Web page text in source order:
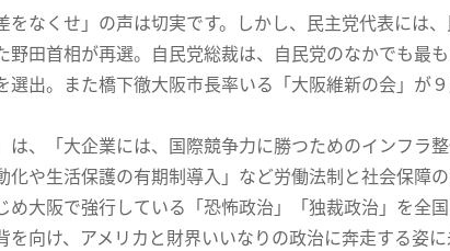
をなくせ」の声は切実です。しかし、民主党代表には
野田首相が再選。自民党総裁は、自民党のなかでも最
出。また橋下徹大阪市長率いる「大阪維新の会」が
、「大企業には、国際競争力に勝つためのインフラ
や生活保護の有期制導入」など労働法制と社会保障
大阪で強行している「恐怖政治」「独裁政治」を全国
向け、アメリカと財界いいなりの政治に奔走する姿